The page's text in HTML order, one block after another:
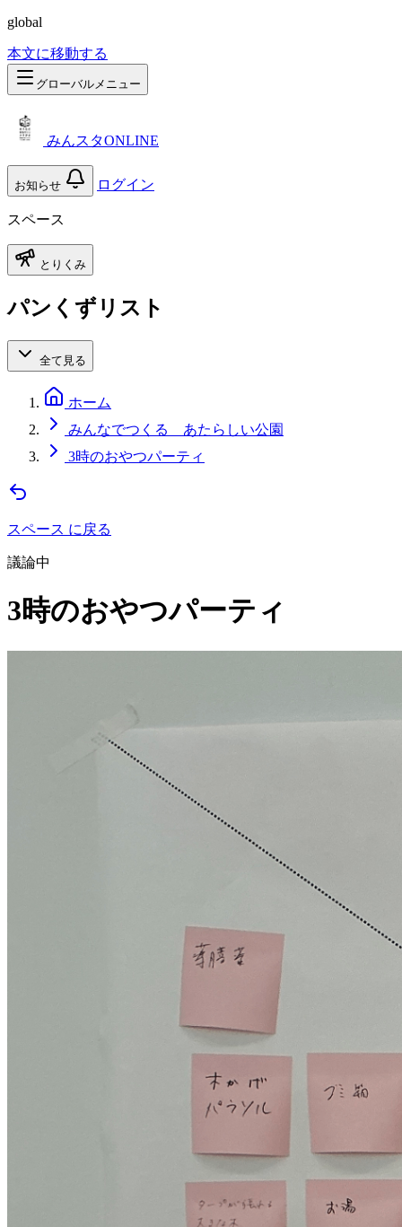
global
本文に移動する
グローバルメニュー
みんスタONLINE
お知らせ ログイン
スペース
とりくみ
パンくずリスト
全て見る
ホーム
みんなでつくる あたらしい公園
3時のおやつパーティ
スペース に戻る
議論中
3時のおやつパーティ